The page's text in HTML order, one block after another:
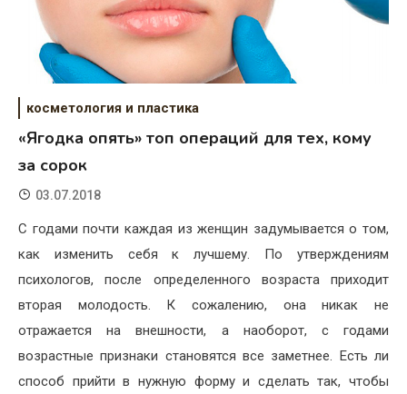
косметология и пластика
«Ягодка опять» топ операций для тех, кому
за сорок
03.07.2018
С годами почти каждая из женщин задумывается о том,
как изменить себя к лучшему. По утверждениям
психологов, после определенного возраста приходит
вторая молодость. К сожалению, она никак не
отражается на внешности, а наоборот, с годами
возрастные признаки становятся все заметнее. Есть ли
способ прийти в нужную форму и сделать так, чтобы